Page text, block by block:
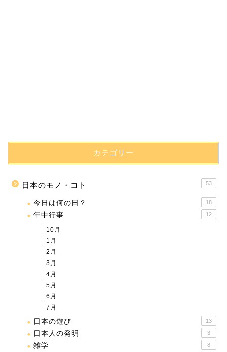
カテゴリー
日本のモノ・コト 53
今日は何の日？ 18
年中行事 12
10月
1月
2月
3月
4月
5月
6月
7月
日本の遊び 13
日本人の発明 3
雑学 8